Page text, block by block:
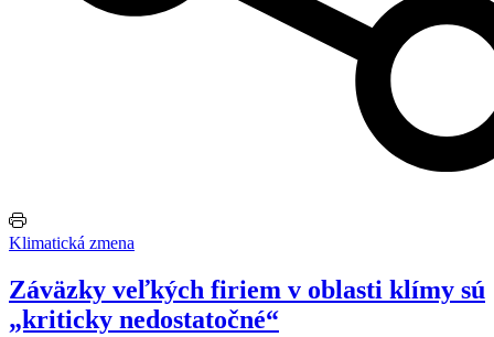
Klimatická zmena
Záväzky veľkých firiem v oblasti klímy sú
„kriticky nedostatočné“